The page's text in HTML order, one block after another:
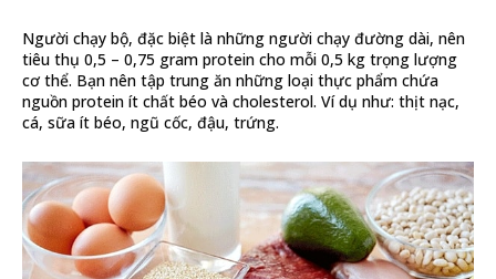
Người chạy bộ, đặc biệt là những người chạy đường dài, nên
tiêu thụ 0,5 – 0,75 gram protein cho mỗi 0,5 kg trọng lượng
cơ thể. Bạn nên tập trung ăn những loại thực phẩm chứa
nguồn protein ít chất béo và cholesterol. Ví dụ như: thịt nạc,
cá, sữa ít béo, ngũ cốc, đậu, trứng.